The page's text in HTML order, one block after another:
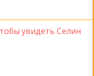
увидеть Селин